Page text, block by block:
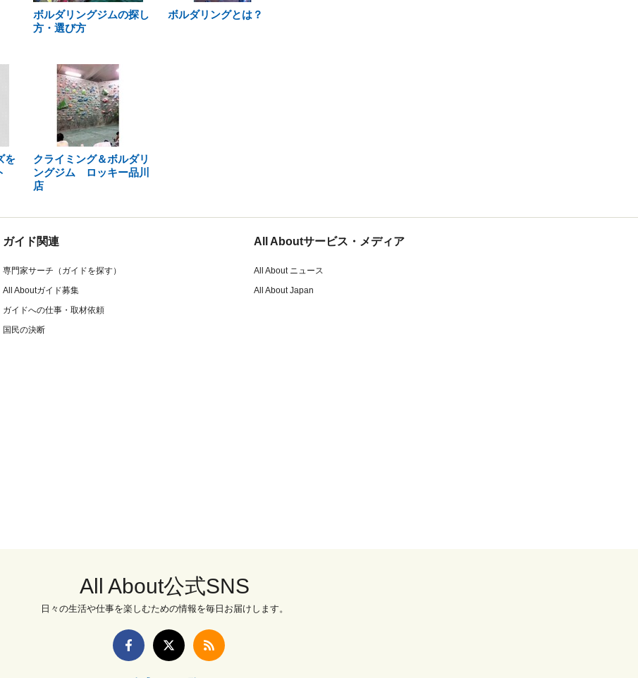
ボルダリングジムの探し
方・選び方
ボルダリングとは？
を
クライミング＆ボルダリ
ングジム ロッキー品川
店
ガイド関連
専門家サーチ（ガイドを探す）
All Aboutガイド募集
ガイドへの仕事・取材依頼
国民の決断
All Aboutサービス・メディア
All About ニュース
All About Japan
All About公式SNS
日々の生活や仕事を楽しむための情報を毎日お届けします。